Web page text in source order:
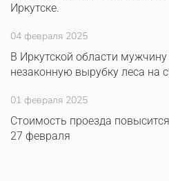
Иркутске.
04 февраля 2025
В Иркутской области мужчину
незаконную вырубку леса на
01 февраля 2025
Стоимость проезда
27 февраля